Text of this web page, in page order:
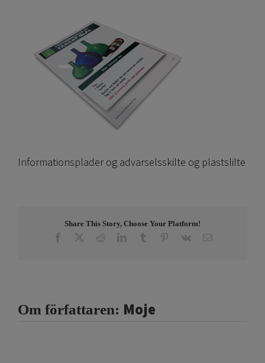
Informationsplader og advarselsskilte og plastslilte
Share This Story, Choose Your Platform!
Facebook RedditLinkedInTumblr Pinterest
Vk E-
Om författaren: Moje